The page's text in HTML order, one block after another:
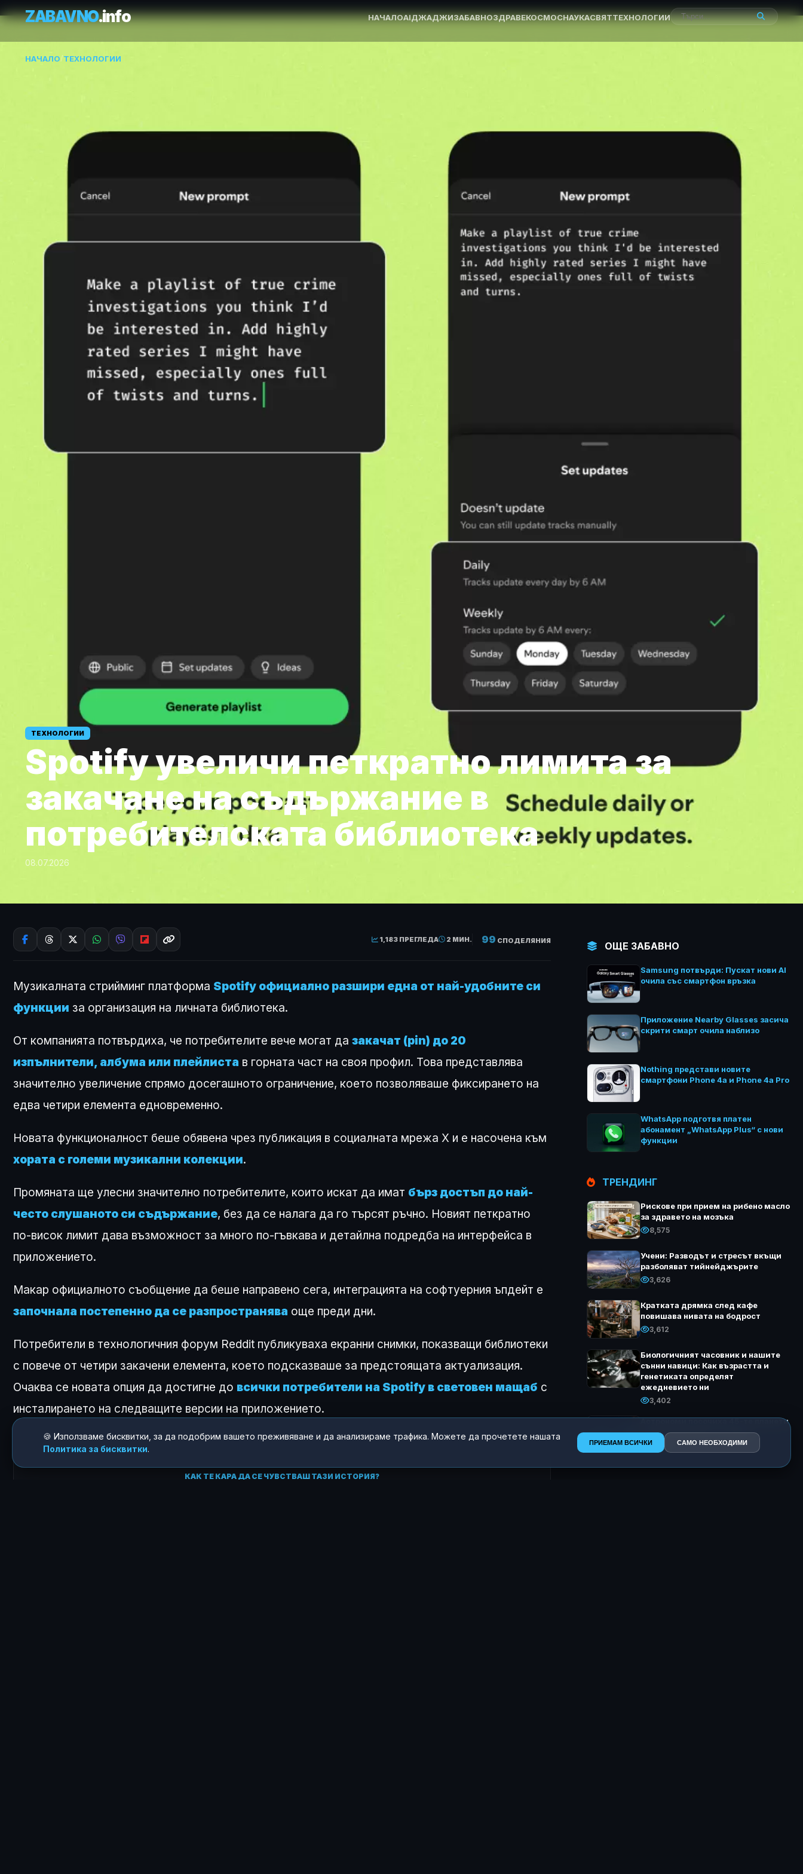
ZABAVNO.info НАЧАЛОAIДЖАДЖИЗАБАВНОЗДРАВЕКОСМОСНАУКАСВЯТТЕХНОЛОГИИ
НАЧАЛО/ТЕХНОЛОГИИ
ТЕХНОЛОГИИ
Spotify увеличи петкратно лимита за
закачане на съдържание в
потребителската библиотека
08.07.2026
1,183 ПРЕГЛЕДА 2 МИН. 99 СПОДЕЛЯНИЯ
Музикалната стрийминг платформа Spotify официално разшири една от най-удобните си
функции за организация на личната библиотека.
От компанията потвърдиха, че потребителите вече могат да закачат (pin) до 20
изпълнители, албума или плейлиста в горната част на своя профил. Това представлява
значително увеличение спрямо досегашното ограничение, което позволяваше фиксирането на
едва четири елемента едновременно.
Новата функционалност беше обявена чрез публикация в социалната мрежа X и е насочена към
хората с големи музикални колекции.
Промяната ще улесни значително потребителите, които искат да имат бърз достъп до най-
често слушаното си съдържание, без да се налага да го търсят ръчно. Новият петкратно
по-висок лимит дава възможност за много по-гъвкава и детайлна подредба на интерфейса в
приложението.
Макар официалното съобщение да беше направено сега, интеграцията на софтуерния ъпдейт е
започнала постепенно да се разпространява още преди дни.
Потребители в технологичния форум Reddit публикуваха екранни снимки, показващи библиотеки
с повече от четири закачени елемента, което подсказваше за предстоящата актуализация.
Очаква се новата опция да достигне до всички потребители на Spotify в световен мащаб с
инсталирането на следващите версии на приложението.
КАК ТЕ КАРА ДА СЕ ЧУВСТВАШ ТАЗИ ИСТОРИЯ?
ОЩЕ ЗАБАВНО
Samsung потвърди: Пускат нови AI
очила със смартфон връзка
Приложение Nearby Glasses засича
скрити смарт очила наблизо
Nothing представи новите
смартфони Phone 4a и Phone 4a Pro
WhatsApp подготвя платен
абонамент „WhatsApp Plus“ с нови
функции
ТРЕНДИНГ
Рискове при прием на рибено масло
за здравето на мозъка
8,575
Учени: Разводът и стресът вкъщи
разболяват тийнейджърите
3,626
Кратката дрямка след кафе
повишава нивата на бодрост
3,612
Биологичният часовник и нашите
сънни навици: Как възрастта и
генетиката определят
ежедневието ни
3,402
Астрономи посочиха 45-те планети
с най-голям шанс за живот
3,290
🍪 Използваме бисквитки, за да подобрим вашето преживяване и да анализираме трафика. Можете да прочетете нашата
Политика за бисквитки.
ПРИЕМАМ ВСИЧКИ САМО НЕОБХОДИМИ